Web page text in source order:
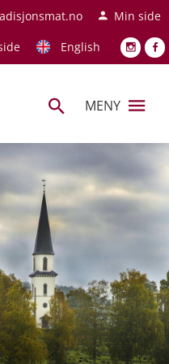
Min side
English
MENY